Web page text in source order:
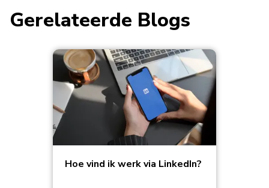
Gerelateerde Blogs
Hoe vind ik werk via LinkedIn?